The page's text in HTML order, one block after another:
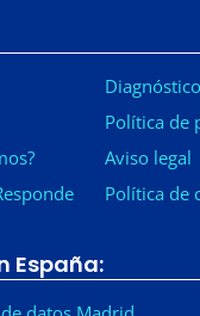
Política de
Aviso legal
Política de
España: